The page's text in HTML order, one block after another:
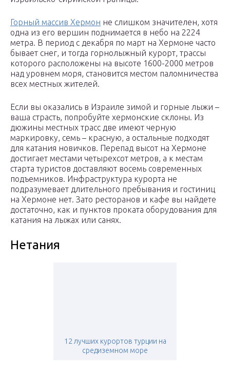
Горный массив Хермон не слишком значителен, хотя
одна из его вершин поднимается в небо на 2224
метра. В период с декабря по март на Хермоне часто
бывает снег, и тогда горнолыжный курорт, трассы
которого расположены на высоте 1600-2000 метров
над уровнем моря, становится местом паломничества
всех местных жителей.
Если вы оказались в Израиле зимой и горные лыжи –
ваша страсть, попробуйте хермонские склоны. Из
дюжины местных трасс две имеют черную
маркировку, семь – красную, а остальные подходят
для катания новичков. Перепад высот на Хермоне
достигает местами четырехсот метров, а к местам
старта туристов доставляют восемь современных
подъемников. Инфраструктура курорта не
подразумевает длительного пребывания и гостиниц
на Хермоне нет. Зато ресторанов и кафе вы найдете
достаточно, как и пунктов проката оборудования для
катания на лыжах или санях.
Нетания
12 лучших курортов турции на
средиземном море